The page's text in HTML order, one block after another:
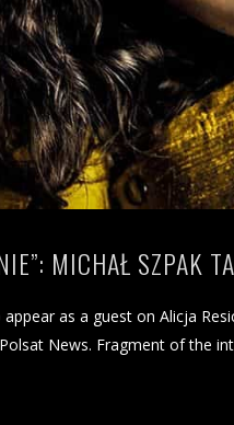
MICHAŁ SZPAK
as a guest on Alicja
News. Fragment of the